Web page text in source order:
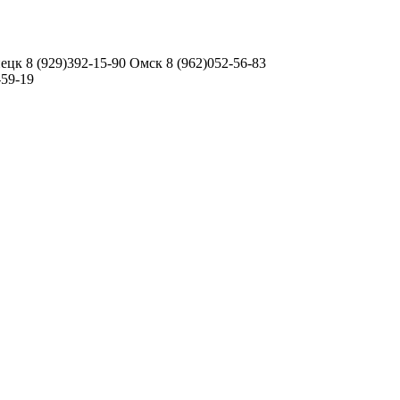
8 (929)392-15-90 Омск 8 (962)052-56-83
19